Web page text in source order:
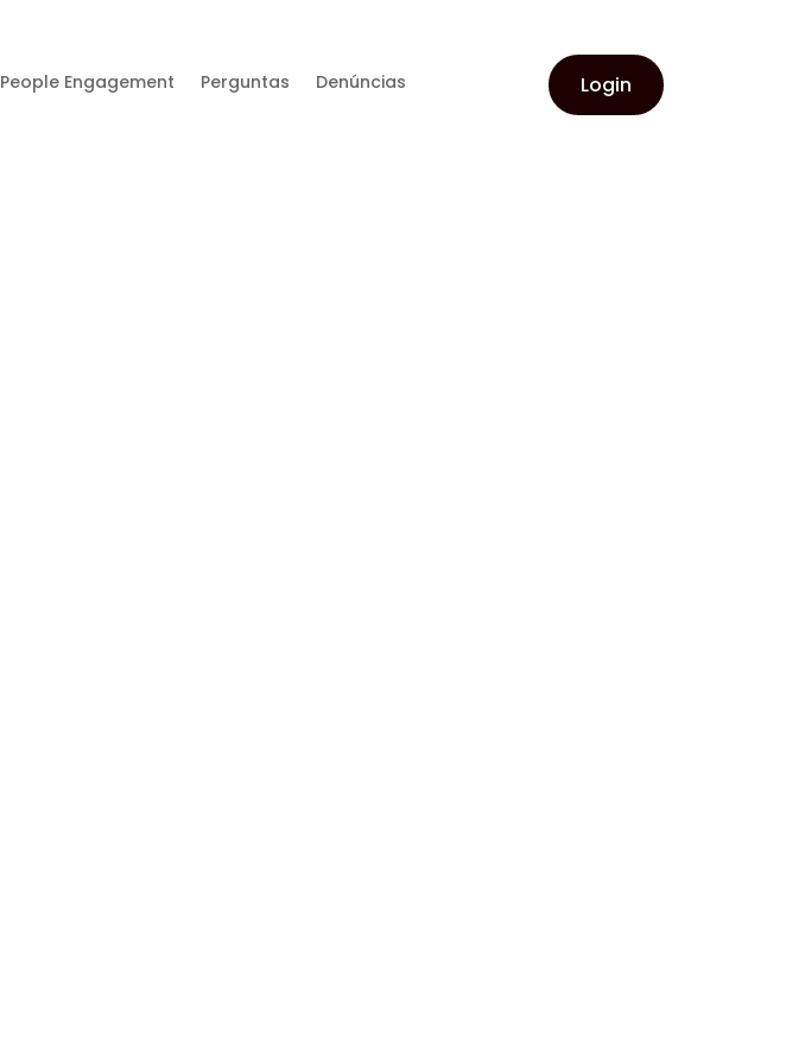
People Engagement Perguntas Denúncias Login